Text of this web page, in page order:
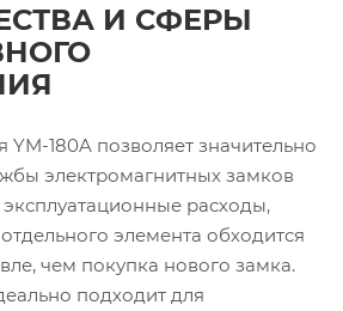
И СФЕРЫ
180A позволяет значительно
электромагнитных замков
эксплуатационные расходы,
элемента обходится
чем покупка нового замка.
подходит для